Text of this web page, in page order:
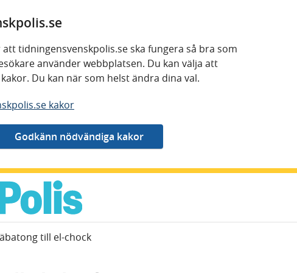
tidningensvenskpolis.se ska fungera så bra som
använder webbplatsen. Du kan välja att
Du kan när som helst ändra dina val.
kakor
till el-chock